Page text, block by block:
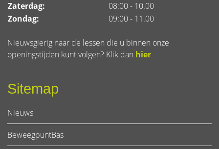
Zaterdag:
08:00 - 10.00
Zondag:
09:00 - 11.00
Nieuwsgierig naar de lessen die u binnen onze
openingstijden kunt volgen? Klik dan hier
Sitemap
Nieuws
BeweegpuntBas